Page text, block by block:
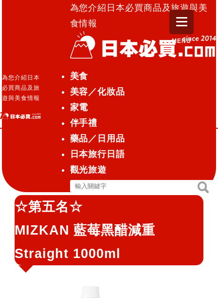
為您介紹日本
必買商品及旅
遊與美食情報
為您介紹日本必買商品及旅遊與美
食情報
美食
美容／化妝品
家電
伴手禮
藥品／日用品
日本旅行日語
觀光旅遊
搜
尋
關
鍵
字:
搜
尋
MENU
保健食品 藥品／日用品 2015.05.11
松本清4月份銷售排行-健康食品類
松本清4月份銷售排行-健康食
☆第五名☆
MIZKAN 藍莓黑醋減重
Straight 1000ml